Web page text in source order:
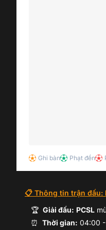
Ghi bàn Phạt đền
📋 Thông tin trận đấu:
🏆 Giải đấu: PCSL
⏰ Thời gian: 04:00 -